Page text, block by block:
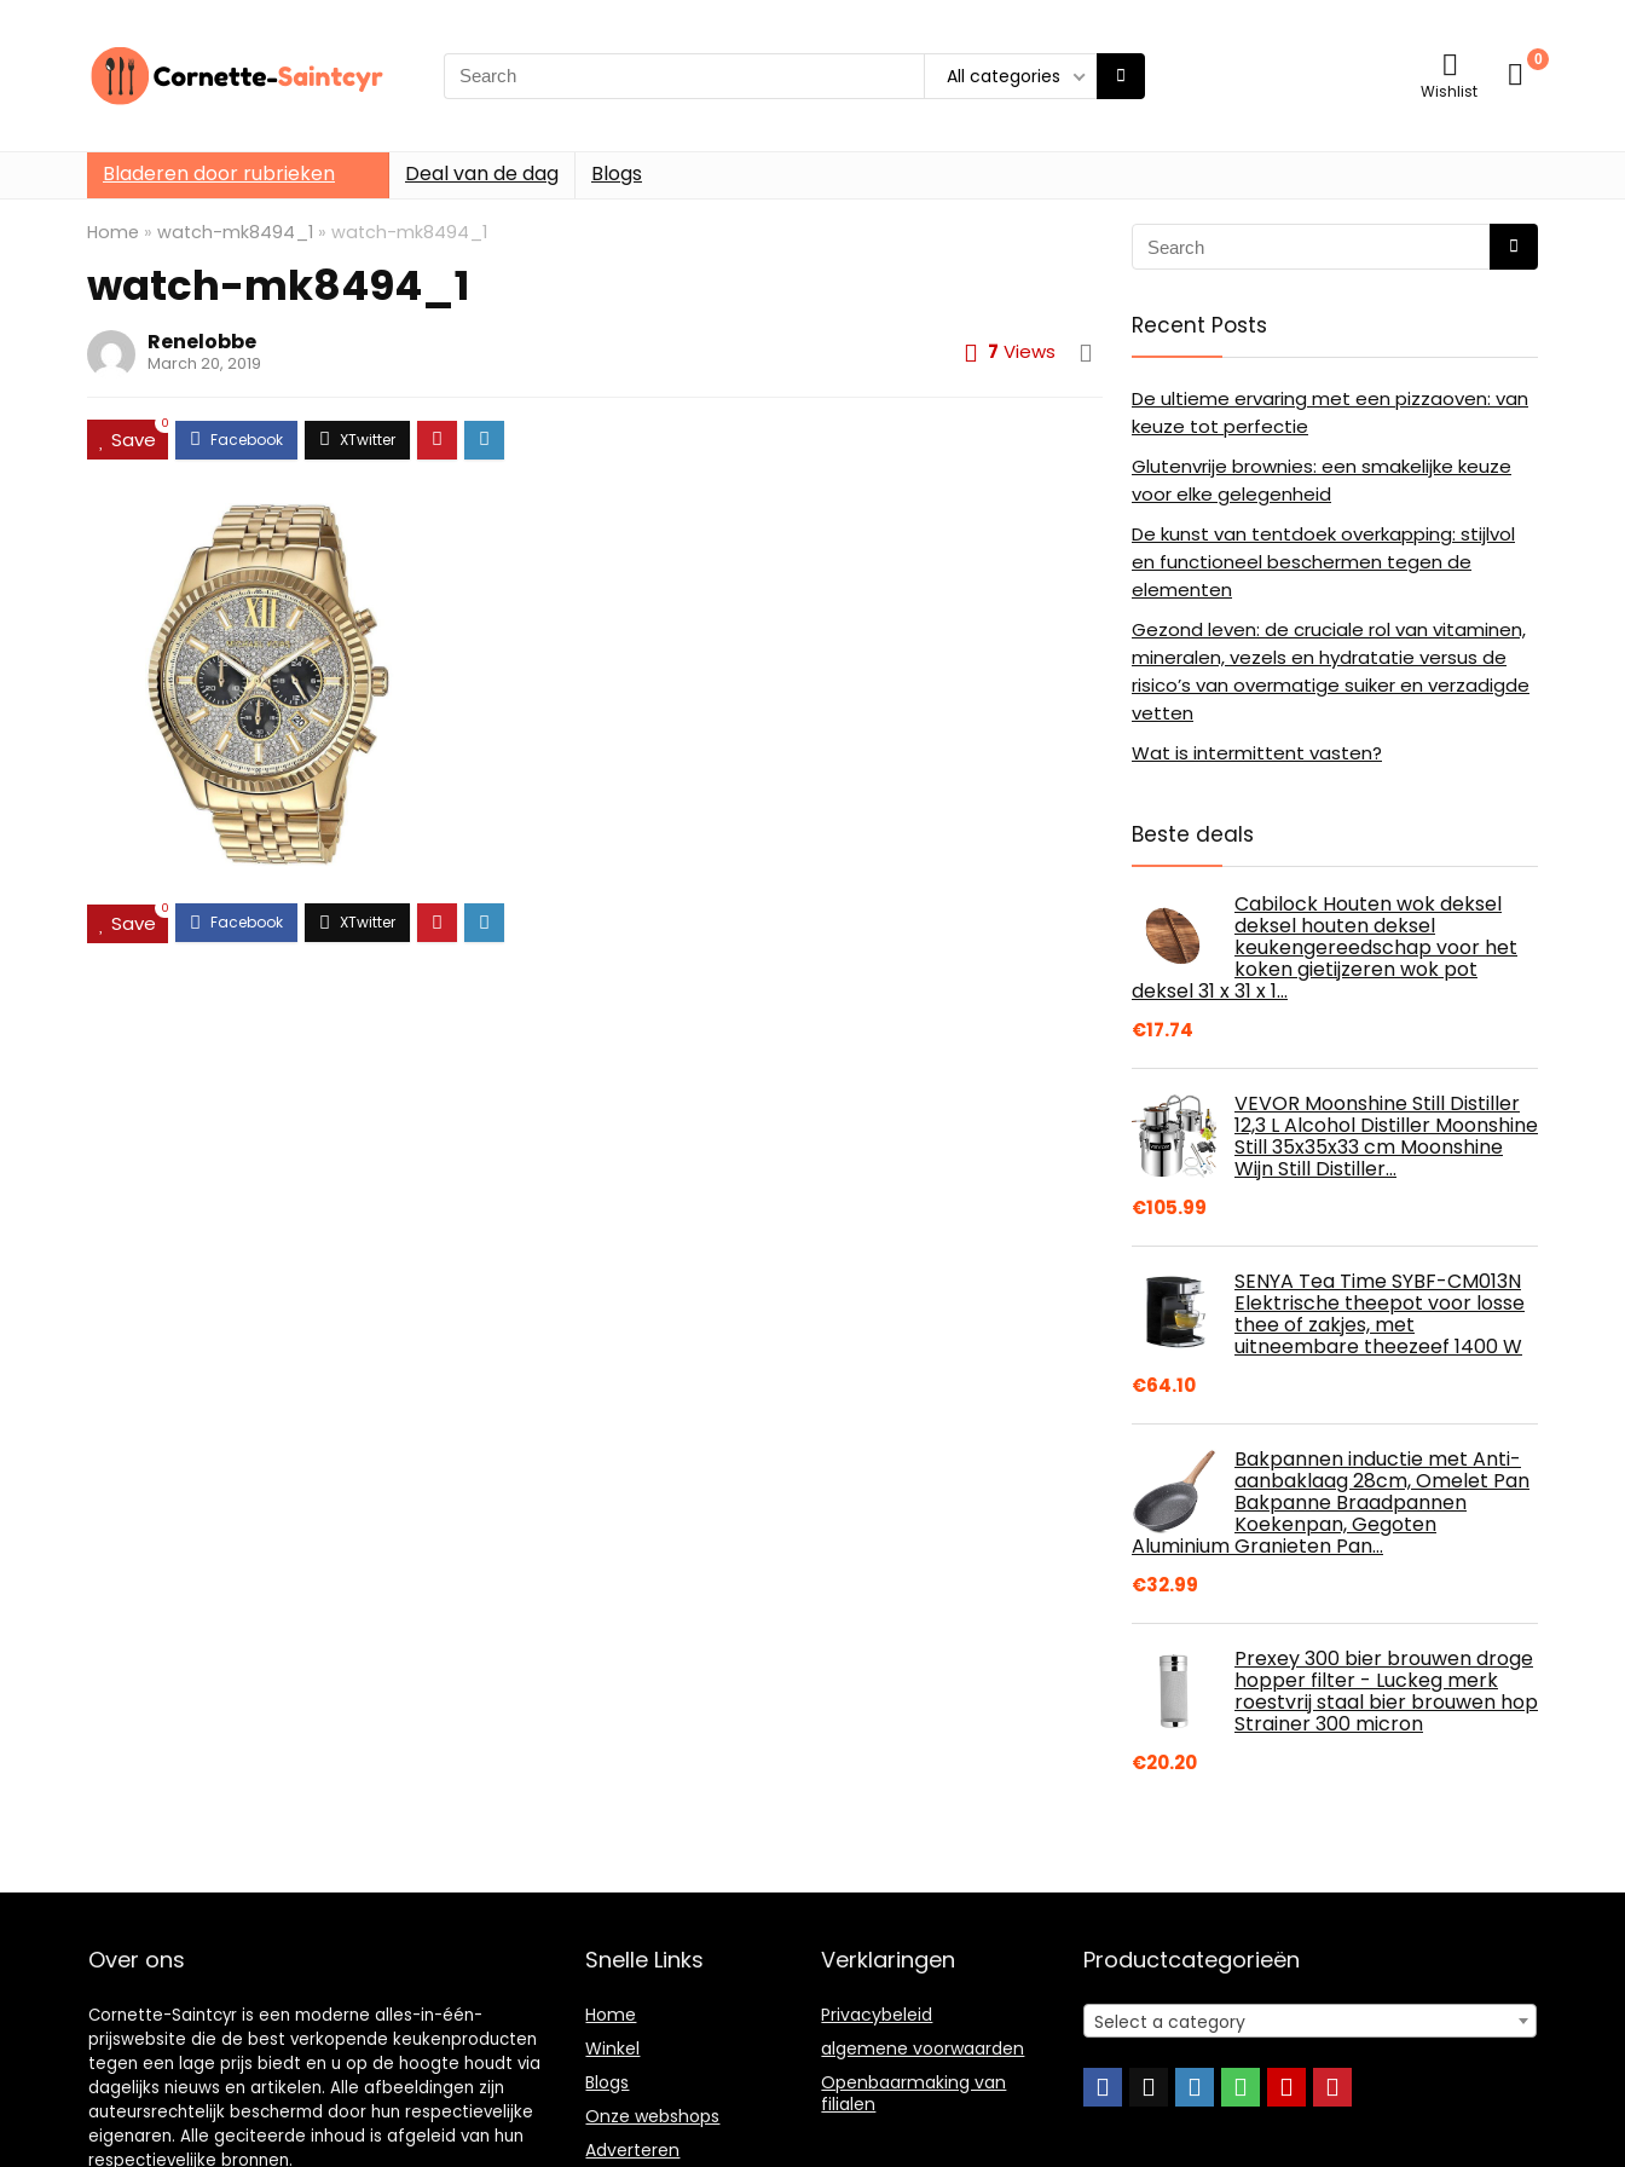
Search
for:
All categories
Wishlist
0
Bladeren door rubrieken Deal van de dag Blogs
Home » watch-mk8494_1 » watch-mk8494_1
watch-mk8494_1
Renelobbe
March 20, 2019 7 Views
Save
0
Save
0
Recent Posts
De ultieme ervaring met een pizzaoven: van
keuze tot perfectie
Glutenvrije brownies: een smakelijke keuze
voor elke gelegenheid
De kunst van tentdoek overkapping: stijlvol
en functioneel beschermen tegen de
elementen
Gezond leven: de cruciale rol van vitaminen,
mineralen, vezels en hydratatie versus de
risico’s van overmatige suiker en verzadigde
vetten
Wat is intermittent vasten?
Beste deals
Cabilock Houten wok deksel
deksel houten deksel
keukengereedschap voor het
koken gietijzeren wok pot
deksel 31 x 31 x 1…
€17.74
VEVOR Moonshine Still Distiller
12,3 L Alcohol Distiller Moonshine
Still 35x35x33 cm Moonshine
Wijn Still Distiller…
€105.99
SENYA Tea Time SYBF-CM013N
Elektrische theepot voor losse
thee of zakjes, met
uitneembare theezeef 1400 W
€64.10
Bakpannen inductie met Anti-
aanbaklaag 28cm, Omelet Pan
Bakpanne Braadpannen
Koekenpan, Gegoten
Aluminium Granieten Pan…
€32.99
Prexey 300 bier brouwen droge
hopper filter - Luckeg merk
roestvrij staal bier brouwen hop
Strainer 300 micron
€20.20
Over ons
Cornette-Saintcyr is een moderne alles-in-één-
prijswebsite die de best verkopende keukenproducten
tegen een lage prijs biedt en u op de hoogte houdt via
dagelijks nieuws en artikelen. Alle afbeeldingen zijn
auteursrechtelijk beschermd door hun respectievelijke
eigenaren. Alle geciteerde inhoud is afgeleid van hun
respectievelijke bronnen.
Snelle Links
Home
Winkel
Blogs
Onze webshops
Adverteren
Verklaringen
Privacybeleid
algemene voorwaarden
Openbaarmaking van
filialen
Productcategorieën
Select a category